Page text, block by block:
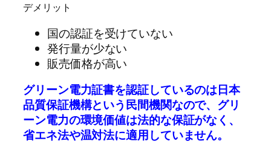
デメリット
国の認証を受けていない
発行量が少ない
販売価格が高い
グリーン電力証書を認証しているのは日本
品質保証機構という民間機関なので、グリ
ーン電力の環境価値は法的な保証がなく、
省エネ法や温対法に適用していません。